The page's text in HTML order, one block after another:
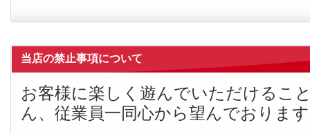
当店の禁止事項について
お客様に楽しく遊んでいただけるこ
ん、従業員一同心から望んでおりま